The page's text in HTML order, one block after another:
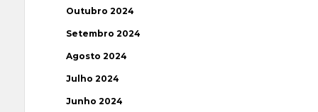
Outubro 2024
Setembro 2024
Agosto 2024
Julho 2024
Junho 2024